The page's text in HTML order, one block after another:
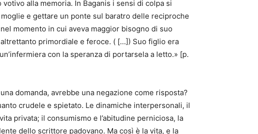
alla memoria. In Baganis i sensi di colpa si
e gettare un ponte sul baratro delle reciproche
momento in cui aveva maggior bisogno di suo
primordiale e feroce. ( […]) Suo figlio era
con la speranza di portarsela a letto.» [p.
domanda, avrebbe una negazione come risposta?
crudele e spietato. Le dinamiche interpersonali, il
privata; il consumismo e l’abitudine perniciosa, la
dello scrittore padovano. Ma così è la vita, e la